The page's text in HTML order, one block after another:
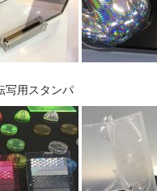
用スタンパ